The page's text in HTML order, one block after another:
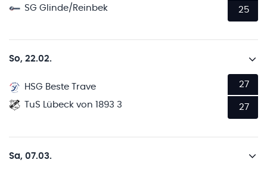
SG Glinde/Reinbek
25
So, 22.02.
HSG Beste Trave
TuS Lübeck von 1893 3
27
27
Sa, 07.03.